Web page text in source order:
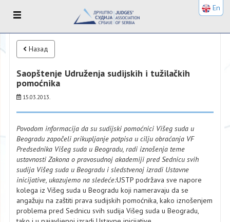
Назад
Saopštenje Udruženja sudijskih i tužilačkih
pomoćnika
15.03.2013.
Povodom informacija da su sudijski pomoćnici Višeg suda u
Beogradu započeli prikupljanje potpisa u cilju obraćanja VF
Predsednika Višeg suda u Beogradu, radi iznošenja teme
ustavnosti Zakona o pravosudnoj akademiji pred Sednicu svih
sudija Višeg suda u Beogradu i sledstvenoj izradi Ustavne
inicijative, ukazujemo na sledeće:USTP podržava sve napore
kolega iz Višeg suda u Beogradu koji nameravaju da se
angažuju na zaštiti prava sudijskih pomoćnika, kako iznošenjem
problema pred Sednicu svih sudija Višeg suda u Beogradu,
En